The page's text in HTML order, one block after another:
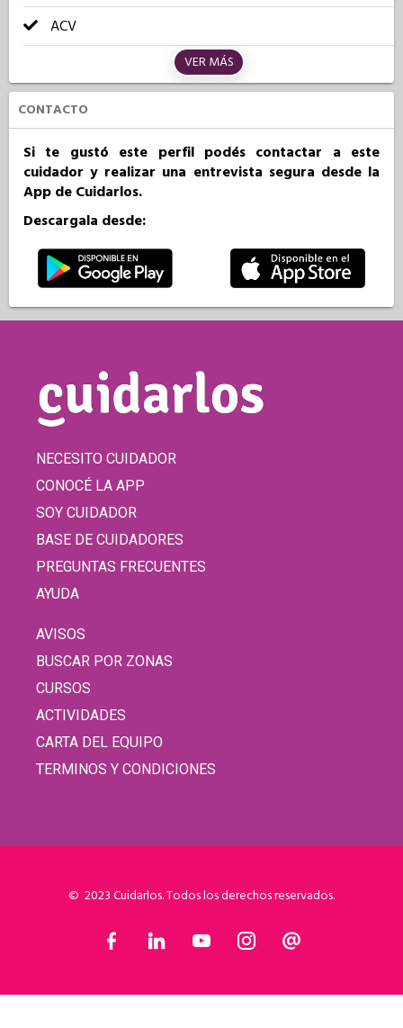
ACV
VER MÁS
CONTACTO
Si te gustó este perfil podés contactar a este
cuidador y realizar una entrevista segura desde la
App de Cuidarlos.
Descargala desde:
NECESITO CUIDADOR
CONOCÉ LA APP
SOY CUIDADOR
BASE DE CUIDADORES
PREGUNTAS FRECUENTES
AYUDA
AVISOS
BUSCAR POR ZONAS
CURSOS
ACTIVIDADES
CARTA DEL EQUIPO
TERMINOS Y CONDICIONES
© 2023 Cuidarlos. Todos los derechos reservados.